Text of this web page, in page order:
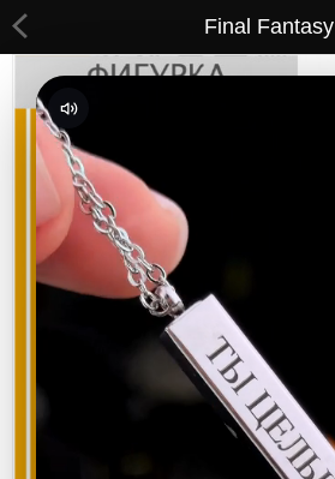
ВСЕ ТОВАРЫ
Принты
Вышивки
Сумки
Кастомные коврики
Final Fantasy